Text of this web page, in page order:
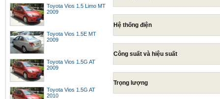
Toyota Vios 1.5 Limo MT
2009
Toyota Vios 1.5E MT
2009
Toyota Vios 1.5G AT
2009
Toyota Vios 1.5G AT
2010
Hệ thống điện
Công suất và hiệu suất
Trọng lượng